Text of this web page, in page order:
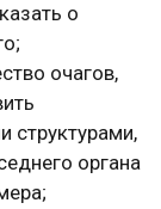
о
очагов,
структурами,
органа